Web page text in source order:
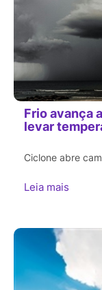
Frio avança
levar
Ciclone abre
Leia mais